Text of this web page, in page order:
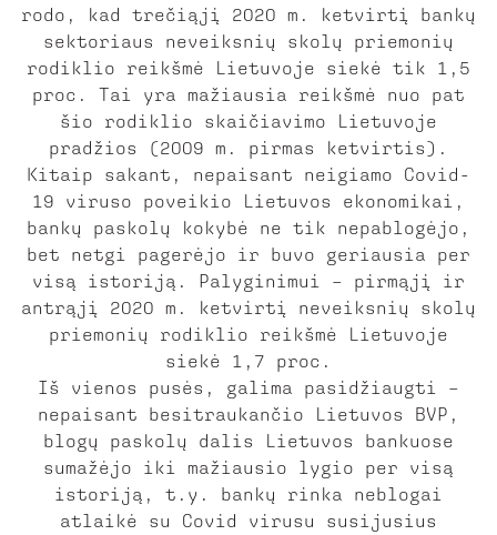
rodo, kad trečiąjį 2020 m. ketvirtį bankų
sektoriaus neveiksnių skolų priemonių
rodiklio reikšmė Lietuvoje siekė tik 1,5
proc. Tai yra mažiausia reikšmė nuo pat
šio rodiklio skaičiavimo Lietuvoje
pradžios (2009 m. pirmas ketvirtis).
Kitaip sakant, nepaisant neigiamo Covid-
19 viruso poveikio Lietuvos ekonomikai,
bankų paskolų kokybė ne tik nepablogėjo,
bet netgi pagerėjo ir buvo geriausia per
visą istoriją. Palyginimui – pirmąjį ir
antrąjį 2020 m. ketvirtį neveiksnių skolų
priemonių rodiklio reikšmė Lietuvoje
siekė 1,7 proc.
Iš vienos pusės, galima pasidžiaugti –
nepaisant besitraukančio Lietuvos BVP,
blogų paskolų dalis Lietuvos bankuose
sumažėjo iki mažiausio lygio per visą
istoriją, t.y. bankų rinka neblogai
atlaikė su Covid virusu susijusius